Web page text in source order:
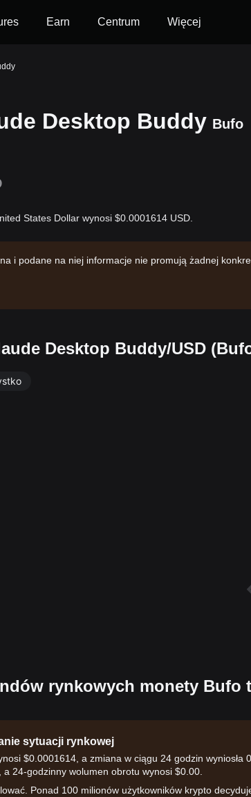
Earn Centrum Więcej
Desktop Buddy Bufo
States Dollar wynosi $0.0001614 USD.
i podane na niej informacje nie promują żadnej
Desktop Buddy/USD
rynkowych monety Bufo
sytuacji rynkowej
$0.0001614, a zmiana w ciągu 24 godzin wyniosła
24-godzinny wolumen obrotu wynosi $0.00.
Ponad 100 milionów użytkowników krypto